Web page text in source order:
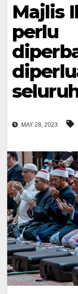
Majlis
perlu
MAY 28, 2023